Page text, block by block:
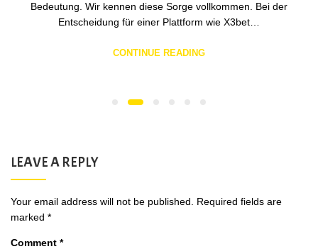
Bedeutung. Wir kennen diese Sorge vollkommen. Bei der
Entscheidung für einer Plattform wie X3bet…
CONTINUE READING
LEAVE A REPLY
Your email address will not be published.
Required fields are
marked *
Comment *